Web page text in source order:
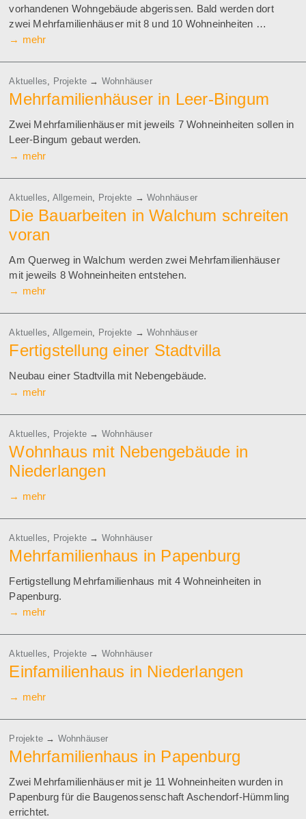
vorhandenen Wohngebäude abgerissen. Bald werden dort
zwei Mehrfamilienhäuser mit 8 und 10 Wohneinheiten …
→ mehr
Aktuelles, Projekte → Wohnhäuser
Mehrfamilienhäuser in Leer-Bingum
Zwei Mehrfamilienhäuser mit jeweils 7 Wohneinheiten sollen in
Leer-Bingum gebaut werden.
→ mehr
Aktuelles Allgemein Projekte →Wohnhäuser
Die Bauarbeiten in Walchum schreiten
voran
Am Querweg in Walchum werden zwei Mehrfamilienhäuser
mit jeweils 8 Wohneinheiten entstehen.
→ mehr
Aktuelles, Allgemein, Projekte →Wohnhäuser
Fertigstellung einer Stadtvilla
Neubau einer Stadtvilla mit Nebengebäude.
→ mehr
Aktuelles Projekte → Wohnhäuser
Wohnhaus mit Nebengebäude in
Niederlangen
→ mehr
Aktuelles Projekte → Wohnhäuser
Mehrfamilienhaus in Papenburg
Fertigstellung Mehrfamilienhaus mit 4 Wohneinheiten in
Papenburg.
→ mehr
Aktuelles, Projekte → Wohnhäuser
Einfamilienhaus in Niederlangen
→ mehr
Projekte → Wohnhäuser
Mehrfamilienhaus in Papenburg
Zwei Mehrfamilienhäuser mit je 11 Wohneinheiten wurden in
Papenburg für die Baugenossenschaft Aschendorf-Hümmling
errichtet.